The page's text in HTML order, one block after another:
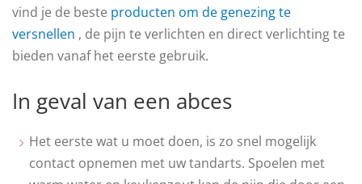
vind je de beste producten om de genezing te
versnellen , de pijn te verlichten en direct verlichting te
bieden vanaf het eerste gebruik.
In geval van een abces
Het eerste wat u moet doen, is zo snel mogelijk
contact opnemen met uw tandarts. Spoelen met